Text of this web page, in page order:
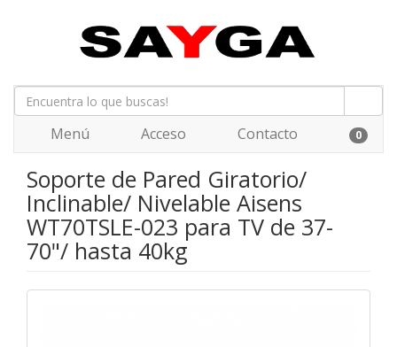
Menú Acceso Contacto 0
Soporte de Pared Giratorio/
Inclinable/ Nivelable Aisens
WT70TSLE-023 para TV de 37-
70"/ hasta 40kg